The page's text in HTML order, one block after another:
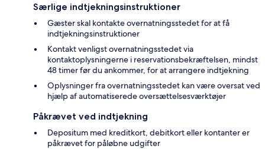
Særlige indtjekningsinstruktioner
Gæster skal kontakte overnatningsstedet for at få
indtjekningsinstruktioner
Kontakt venligst overnatningsstedet via
kontaktoplysningerne i reservationsbekræftelsen, mindst
48 timer før du ankommer, for at arrangere indtjekning
Oplysninger fra overnatningsstedet kan være oversat ved
hjælp af automatiserede oversættelsesværktøjer
Påkrævet ved indtjekning
Depositum med kreditkort, debitkort eller kontanter er
påkrævet for påløbne udgifter